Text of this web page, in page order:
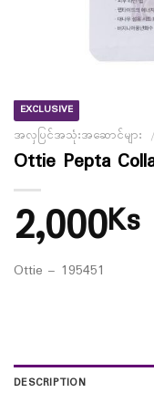
EXCLUSIVE
အလှပြင်အသုံးအဆောင်များ
Ottie Pepta
2,000Ks
Ottie – 195451
DESCRIPTION